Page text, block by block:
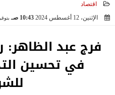
اقتصاد
الإثنين، 12 أغسطس 2024
10:43 صـ
فرج عبد
في تحسين